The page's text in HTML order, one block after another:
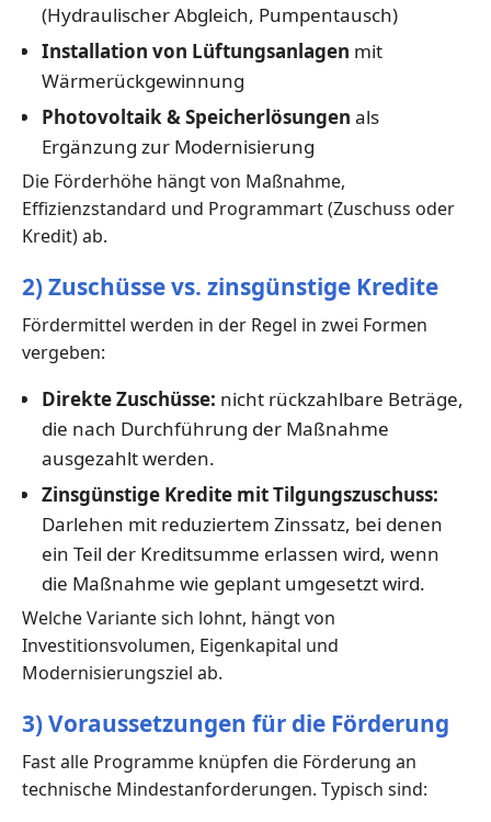
(Hydraulischer Abgleich, Pumpentausch)
Installation von Lüftungsanlagen mit
Wärmerückgewinnung
Photovoltaik & Speicherlösungen als
Ergänzung zur Modernisierung
Die Förderhöhe hängt von Maßnahme,
Effizienzstandard und Programmart (Zuschuss oder
Kredit) ab.
2) Zuschüsse vs. zinsgünstige Kredite
Fördermittel werden in der Regel in zwei Formen
vergeben:
Direkte Zuschüsse: nicht rückzahlbare Beträge,
die nach Durchführung der Maßnahme
ausgezahlt werden.
Zinsgünstige Kredite mit Tilgungszuschuss:
Darlehen mit reduziertem Zinssatz, bei denen
ein Teil der Kreditsumme erlassen wird, wenn
die Maßnahme wie geplant umgesetzt wird.
Welche Variante sich lohnt, hängt von
Investitionsvolumen, Eigenkapital und
Modernisierungsziel ab.
3) Voraussetzungen für die Förderung
Fast alle Programme knüpfen die Förderung an
technische Mindestanforderungen. Typisch sind: